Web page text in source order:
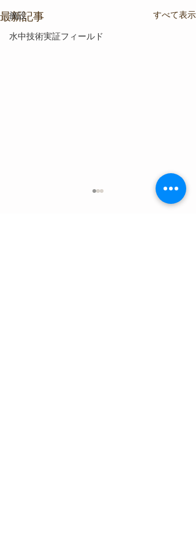
施設
水中技術実証フィールド
最新記事 すべて表示